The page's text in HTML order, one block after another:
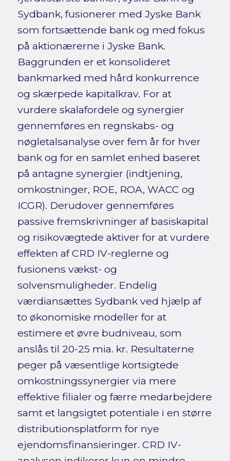
Sydbank, fusionerer med Jyske Bank
som fortsættende bank og med fokus
på aktionærerne i Jyske Bank.
Baggrunden er et konsolideret
bankmarked med hård konkurrence
og skærpede kapitalkrav. For at
vurdere skalafordele og synergier
gennemføres en regnskabs- og
nøgletalsanalyse over fem år for hver
bank og for en samlet enhed baseret
på antagne synergier (indtjening,
omkostninger, ROE, ROA, WACC og
ICGR). Derudover gennemføres
passive fremskrivninger af basiskapital
og risikovægtede aktiver for at vurdere
effekten af CRD IV-reglerne og
fusionens vækst- og
solvensmuligheder. Endelig
værdiansættes Sydbank ved hjælp af
to økonomiske modeller for at
estimere et øvre budniveau, som
anslås til 20-25 mia. kr. Resultaterne
peger på væsentlige kortsigtede
omkostningssynergier via mere
effektive filialer og færre medarbejdere
samt et langsigtet potentiale i en større
distributionsplatform for nye
ejendomsfinansieringer. CRD IV-